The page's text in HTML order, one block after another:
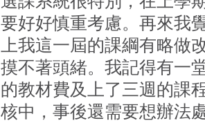
要好好慎重考慮。再來我
上我這一屆的課綱有略做
摸不著頭緒。我記得有一
的教材費及上了三週的課
核中，事後還需要想辦法